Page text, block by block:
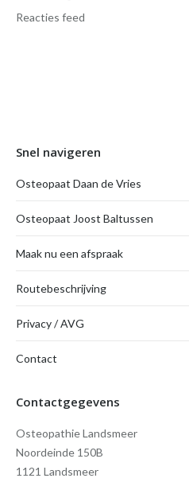
Reacties feed
Snel navigeren
Osteopaat Daan de Vries
Osteopaat Joost Baltussen
Maak nu een afspraak
Routebeschrijving
Privacy / AVG
Contact
Contactgegevens
Osteopathie Landsmeer
Noordeinde 150B
1121 Landsmeer